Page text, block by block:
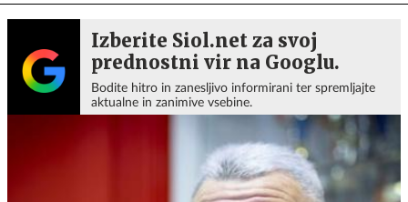
Izberite Siol.net za svoj
prednostni vir na Googlu.
Bodite hitro in zanesljivo informirani ter spremljajte
aktualne in zanimive vsebine.